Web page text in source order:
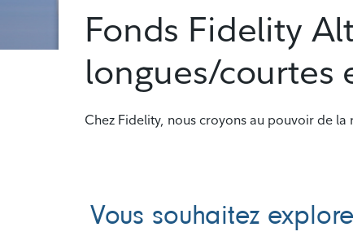
Fonds Fidelity
longues/courtes
Chez Fidelity, nous croyons au pouvoir de
Vous souhaitez